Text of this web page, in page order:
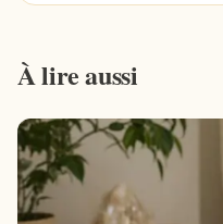
À lire aussi